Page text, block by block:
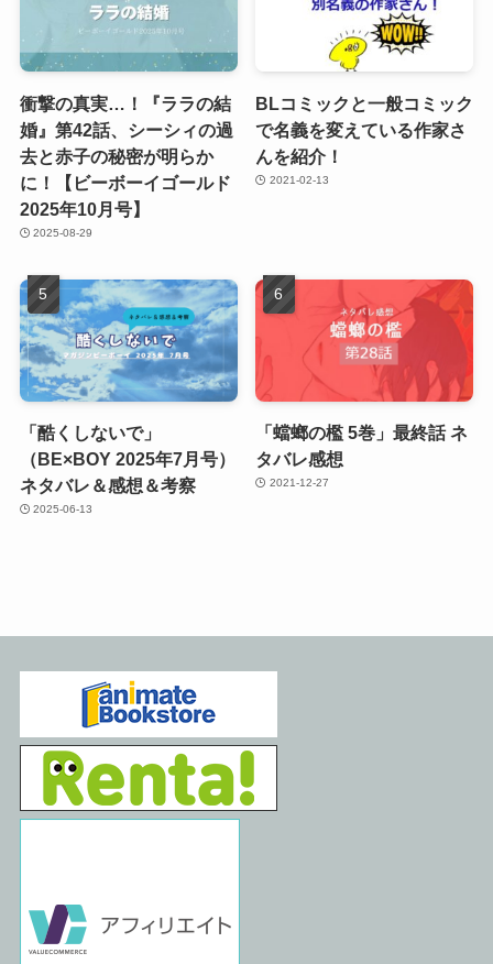
衝撃の真実…！『ララの結
婚』第42話、シーシィの過
去と赤子の秘密が明らか
に！【ビーボーイゴールド
2025年10月号】
2025-08-29
BLコミックと一般コミック
で名義を変えている作家さ
んを紹介！
2021-02-13
「酷くしないで」
（BE×BOY 2025年7月号）
ネタバレ＆感想＆考察
2025-06-13
「蟷螂の檻 5巻」最終話 ネ
タバレ感想
2021-12-27